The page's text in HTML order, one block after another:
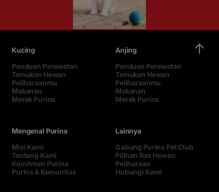
Kucing
Panduan Perawatan
Temukan Hewan
Peliharaanmu
Makanan
Merek Purina
Anjing
Panduan Perawatan
Temukan Hewan
Peliharaanmu
Makanan
Merek Purina
Mengenal Purina
Misi Kami
Tentang Kami
Komitmen Purina
Purina & Komunitas
Lainnya
Gabung Purina Pet Club
Pilihan Ras Hewan
Peliharaan
Hubungi Kami